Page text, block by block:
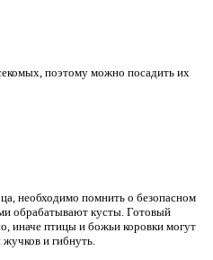
поэтому можно посадить их
необходимо помнить о безопасном
обрабатывают кусты. Готовый
иначе птицы и божьи коровки могут
и гибнуть.